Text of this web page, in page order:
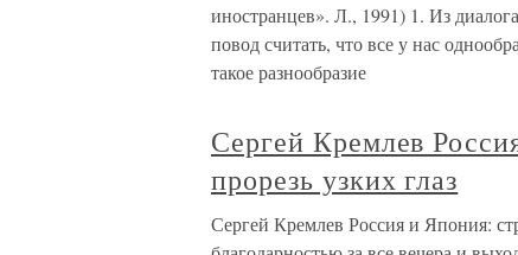
иностранцев». Л., 1991) 1. Из
повод считать, что все у нас
такое разнообразие
Сергей Кремлев
прорезь узких глаз
Сергей Кремлев Россия и Япония: